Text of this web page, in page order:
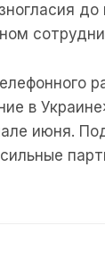
в
июня.